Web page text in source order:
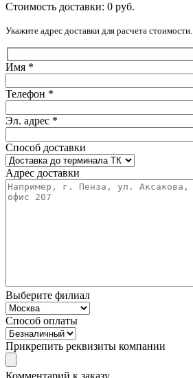
Стоимость доставки: 0 руб.
Укажите адрес доставки для расчета стоимости.
Имя *
Телефон *
Эл. адрес *
Способ доставки
Адрес доставки
Выберите филиал
Способ оплаты
Прикрепить реквизиты компании
Комментарий к заказу